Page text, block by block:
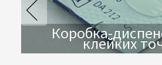
Коробка-
клейких